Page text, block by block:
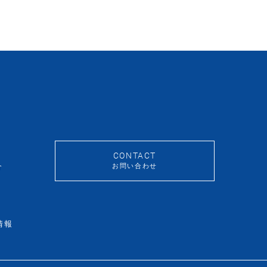
報
CONTACT
お問い合わせ